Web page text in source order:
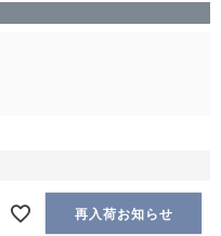
再入荷お知らせ